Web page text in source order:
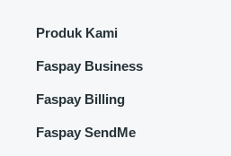
Produk Kami
Faspay Business
Faspay Billing
Faspay SendMe